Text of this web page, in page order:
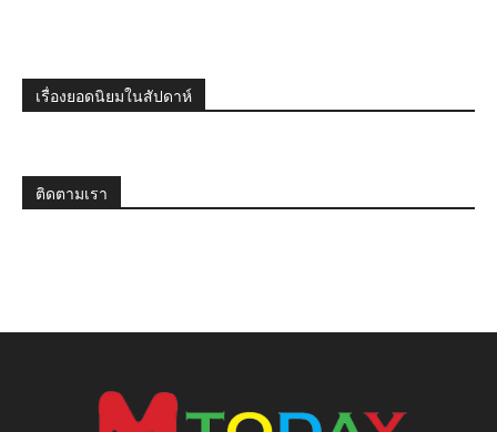
เรื่องยอดนิยมในสัปดาห์
ติดตามเรา